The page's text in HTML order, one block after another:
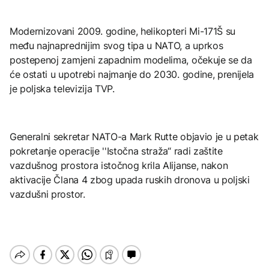
Modernizovani 2009. godine, helikopteri Mi-171Š su
među najnaprednijim svog tipa u NATO, a uprkos
postepenoj zamjeni zapadnim modelima, očekuje se da
će ostati u upotrebi najmanje do 2030. godine, prenijela
je poljska televizija TVP.
Generalni sekretar NATO-a Mark Rutte objavio je u petak
pokretanje operacije ''Istočna straža“ radi zaštite
vazdušnog prostora istočnog krila Alijanse, nakon
aktivacije Člana 4 zbog upada ruskih dronova u poljski
vazdušni prostor.